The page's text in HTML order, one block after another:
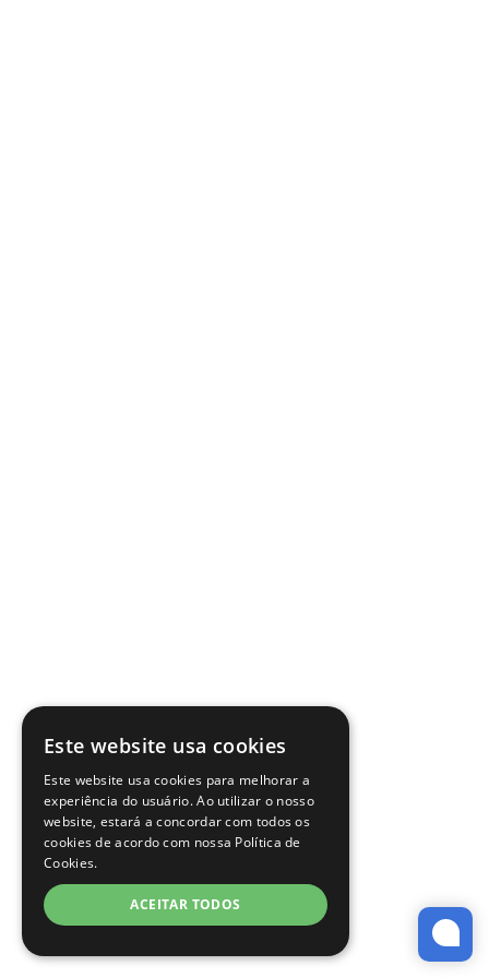
Este website usa cookies
Este website usa cookies para melhorar a
experiência do usuário. Ao utilizar o nosso
website, estará a concordar com todos os
cookies de acordo com nossa Política de
Cookies.
ACEITAR TODOS